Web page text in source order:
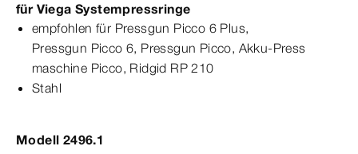
für Viega Systempressringe
empfohlen für Pressgun Picco 6 Plus,
Pressgun Picco 6, Pressgun Picco, Akku-​Press­
maschine Picco, Ridgid RP 210
Stahl
Modell 2496.1